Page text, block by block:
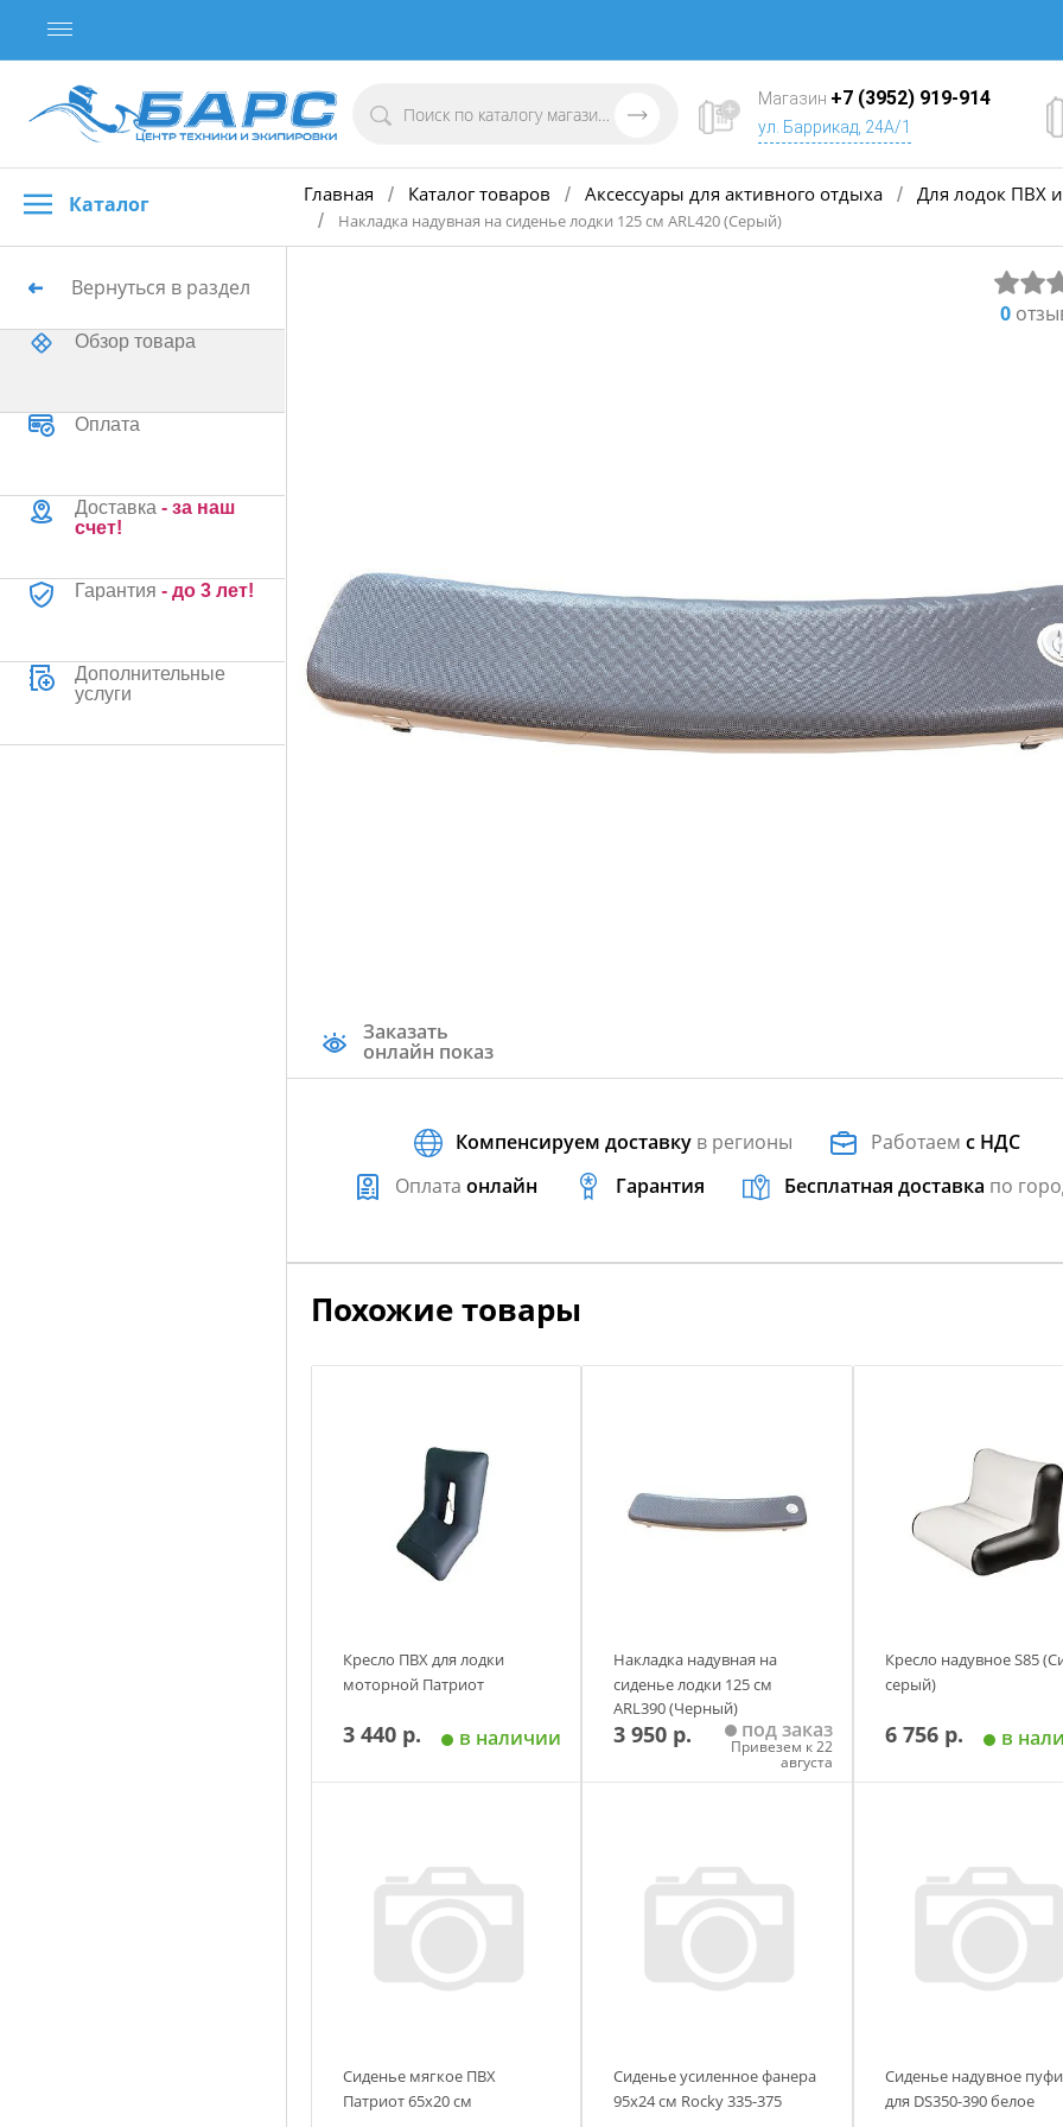
Магазин +7 (3952) 919-914
ул. Баррикад, 24А/1
Каталог Главная / Каталог товаров / Аксессуары для активного отдыха / Для лодок ПВХ
/
Накладка надувная на сиденье лодки 125 см ARL420 (Серый)
Вернуться в раздел
Обзор товара
Оплата
Доставка - за наш
счет!
Гарантия - до 3 лет!
Дополнительные
услуги
0
Заказать
онлайн показ
Компенсируем доставку в регионы Работаемс НДС
Оплата онлайн Гарантия Бесплатная доставка по
Похожие товары
Кресло ПВХ для лодки
моторной Патриот
3 440 р. в наличии
Накладка надувная на
сиденье лодки 125 см
ARL390 (Черный)
3 950 р. под заказ
Привезем к 22
августа
Кресло надувное S85
серый)
6 756 р. в
Сиденье мягкое ПВХ
Патриот 65x20 см
Сиденье усиленное фанера
95x24 см Rocky 335-375
Сиденье надувное
для DS350-390 белое